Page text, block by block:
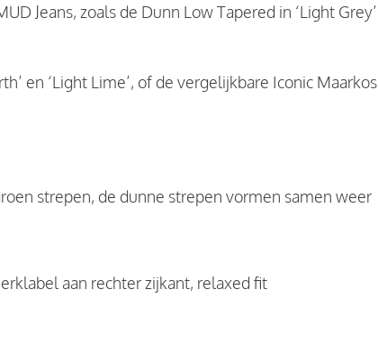
Jeans, zoals de Dunn Low Tapered in ‘Light Grey’
en ‘Light Lime’, of de vergelijkbare Iconic Maarkos
strepen, de dunne strepen vormen samen weer
aan rechter zijkant, relaxed fit